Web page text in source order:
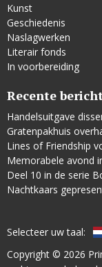
Kunst
Geschiedenis
Naslagwerken
Literair fonds
In voorbereiding
Recente
Handelsuitgave
Gratenpakhuis
Lines of Friendship
Memorabele avond
Nachtkaars
Selecteer uw taal:
Copyright © 2026